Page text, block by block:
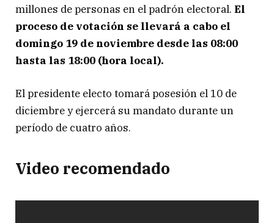
millones de personas en el padrón electoral. El
proceso de votación se llevará a cabo el
domingo 19 de noviembre desde las 08:00
hasta las 18:00 (hora local).
El presidente electo tomará posesión el 10 de
diciembre y ejercerá su mandato durante un
período de cuatro años.
Video recomendado